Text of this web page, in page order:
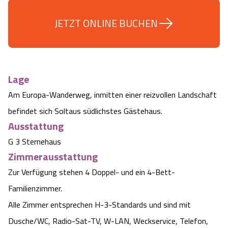
Last Minute
Tiere
Unterkünfte
Urlaub mit Hund
Wildpark Müden
Ralf Schumacher Kart & Bowl
Abenteuerland Trampolin-Park
Veranstaltungen
Shopping Celle
Kulinarisches Celle
Veranstaltungen & Führungen Celle
Lage
Am Europa-Wanderweg, inmitten einer reizvollen Landschaft
befindet sich Soltaus südlichstes Gästehaus.
Ausstattung
G 3 Sternehaus
Zimmerausstattung
Zur Verfügung stehen 4 Doppel- und ein 4-Bett-
Familienzimmer.
Alle Zimmer entsprechen H-3-Standards und sind mit
Dusche/WC, Radio-Sat-TV, W-LAN, Weckservice, Telefon,
JETZT ONLINE BUCHEN